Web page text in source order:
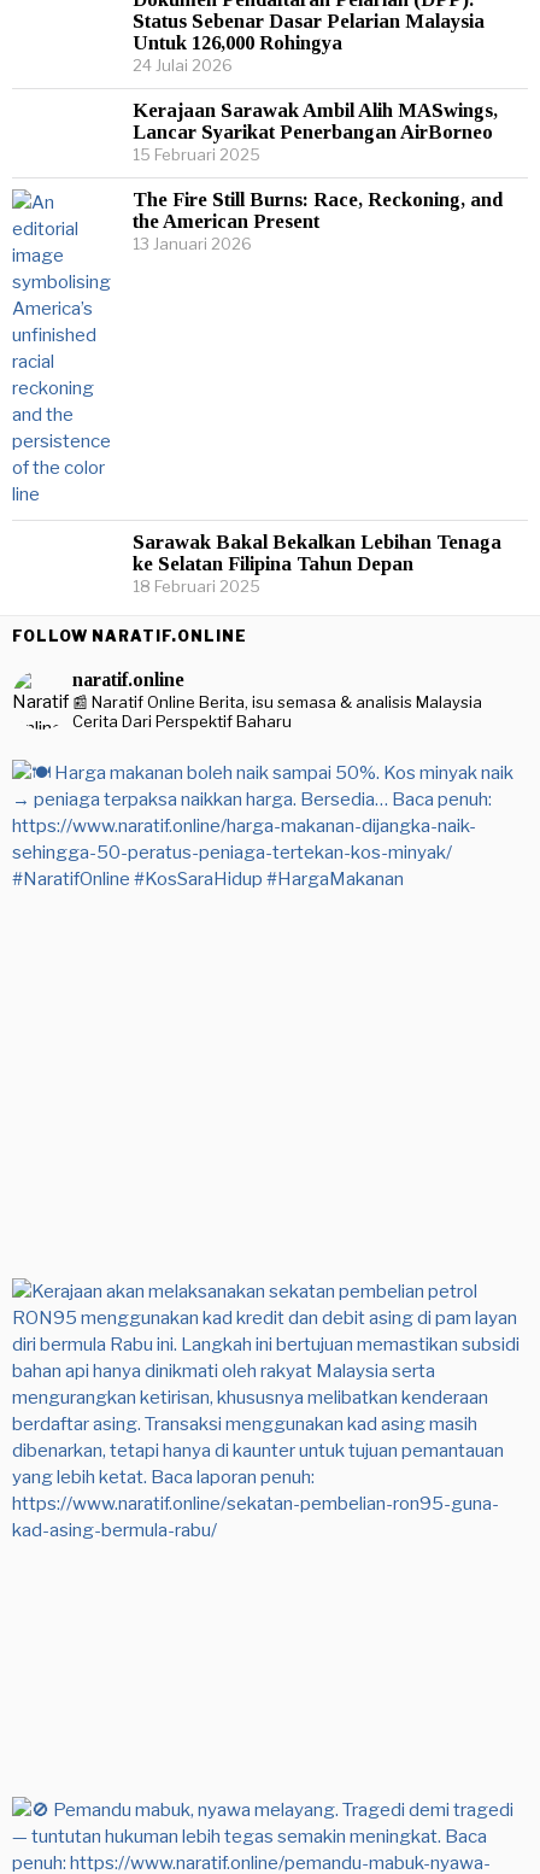
Status Sebenar Dasar Pelarian Malaysia
Untuk 126,000 Rohingya
24 Julai 2026
Kerajaan Sarawak Ambil Alih MASwings,
Lancar Syarikat Penerbangan AirBorneo
15 Februari 2025
The Fire Still Burns: Race, Reckoning, and
the American Present
13 Januari 2026
Sarawak Bakal Bekalkan Lebihan Tenaga
ke Selatan Filipina Tahun Depan
18 Februari 2025
FOLLOW NARATIF.ONLINE
naratif.online
📰 Naratif Online Berita, isu semasa & analisis Malaysia
Cerita Dari Perspektif Baharu